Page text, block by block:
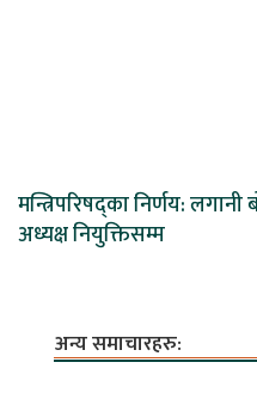
मन्त्रिपरिषद्का निर्णय:
अध्यक्ष नियुक्तिसम्म
अन्य समाचारहरु: